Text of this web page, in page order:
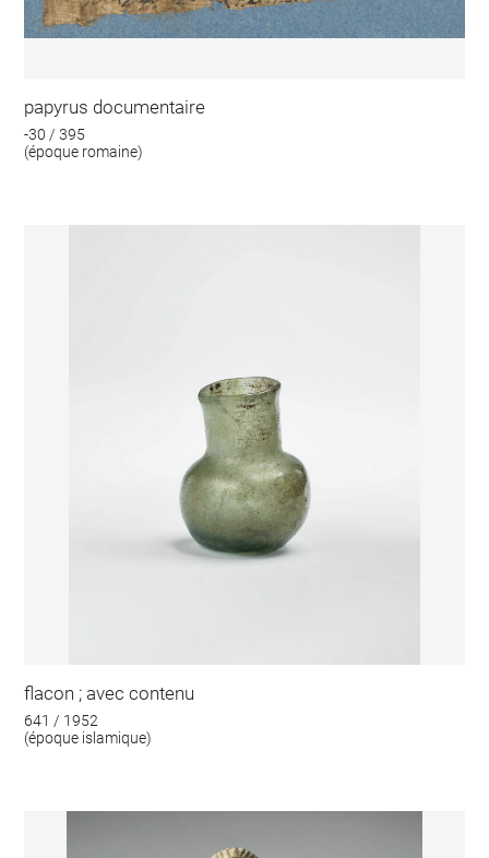
papyrus documentaire
-30 / 395
(époque romaine)
flacon ; avec contenu
641 / 1952
(époque islamique)